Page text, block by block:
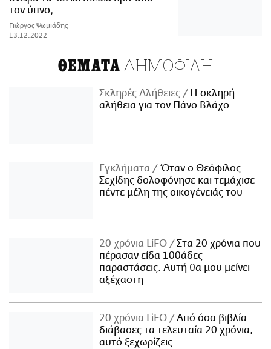
τον ύπνο;
Γιώργος Ψωμιάδης
13.12.2022
ΘΕΜΑΤΑ ΔΗΜΟΦΙΛΗ
Σκληρές Αλήθειες
H σκληρή
αλήθεια για τον Πάνο Βλάχο
Εγκλήματα
Όταν ο Θεόφιλος
Σεχίδης δολοφόνησε και τεμάχισε
πέντε μέλη της οικογένειάς του
20 χρόνια LiFO
Στα 20 χρόνια που
πέρασαν είδα 100άδες
παραστάσεις. Αυτή θα μου μείνει
αξέχαστη
20 χρόνια LiFO
Από όσα βιβλία
διάβασες τα τελευταία 20 χρόνια,
αυτό ξεχωρίζεις